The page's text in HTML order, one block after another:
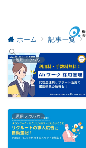
ホーム 記事一覧
運用ノウハウ
運用ノウハウ